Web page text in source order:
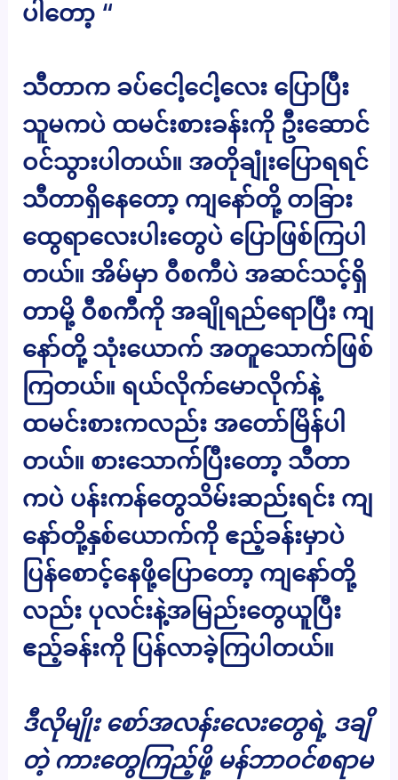
ပါတော့ “
သီတာက ခပ်ငေါ့ငေါ့လေး ပြောပြီး
သူမကပဲ ထမင်းစားခန်းကို ဦးဆောင်
ဝင်သွားပါတယ်။ အတိုချုံးပြောရရင်
သီတာရှိနေတော့ ကျနော်တို့ တခြား
ထွေရာလေးပါးတွေပဲ ပြောဖြစ်ကြပါ
တယ်။ အိမ်မှာ ဝီစကီပဲ အဆင်သင့်ရှိ
တာမို့ ဝီစကီကို အချိုရည်ရောပြီး ကျ
နော်တို့ သုံးယောက် အတူသောက်ဖြစ်
ကြတယ်။ ရယ်လိုက်မောလိုက်နဲ့
ထမင်းစားကလည်း အတော်မြိန်ပါ
တယ်။ စားသောက်ပြီးတော့ သီတာ
ကပဲ ပန်းကန်တွေသိမ်းဆည်းရင်း ကျ
နော်တို့နှစ်ယောက်ကို ဧည့်ခန်းမှာပဲ
ပြန်စောင့်နေဖို့ပြောတော့ ကျနော်တို့
လည်း ပုလင်းနဲ့အမြည်းတွေယူပြီး
ဧည့်ခန်းကို ပြန်လာခဲ့ကြပါတယ်။
ဒီလိုမျိုး စော်အလန်းလေးတွေရဲ့ ဒချိ
တဲ့ ကားတွေကြည့်ဖို့ မန်ဘာဝင်စရာမ